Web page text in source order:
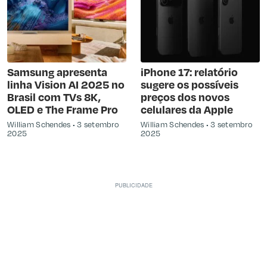
Samsung apresenta
linha Vision AI 2025 no
Brasil com TVs 8K,
OLED e The Frame Pro
William Schendes
3 setembro
2025
iPhone 17: relatório
sugere os possíveis
preços dos novos
celulares da Apple
William Schendes
3 setembro
2025